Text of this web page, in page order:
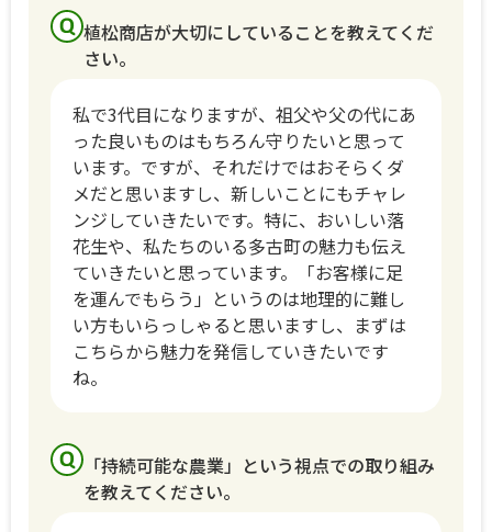
植松商店が大切にしていることを教えてくだ
さい。
私で3代目になりますが、祖父や父の代にあ
った良いものはもちろん守りたいと思って
います。ですが、それだけではおそらくダ
メだと思いますし、新しいことにもチャレ
ンジしていきたいです。特に、おいしい落
花生や、私たちのいる多古町の魅力も伝え
ていきたいと思っています。「お客様に足
を運んでもらう」というのは地理的に難し
い方もいらっしゃると思いますし、まずは
こちらから魅力を発信していきたいです
ね。
「持続可能な農業」という視点での取り組み
を教えてください。